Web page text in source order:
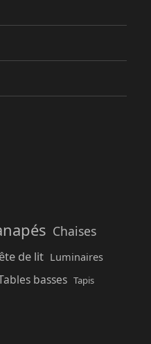
Chaises
de lit Luminaires
basses Tapis